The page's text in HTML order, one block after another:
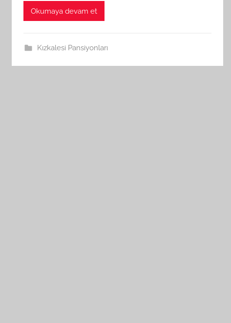
Okumaya devam et
Kızkalesi Pansiyonları